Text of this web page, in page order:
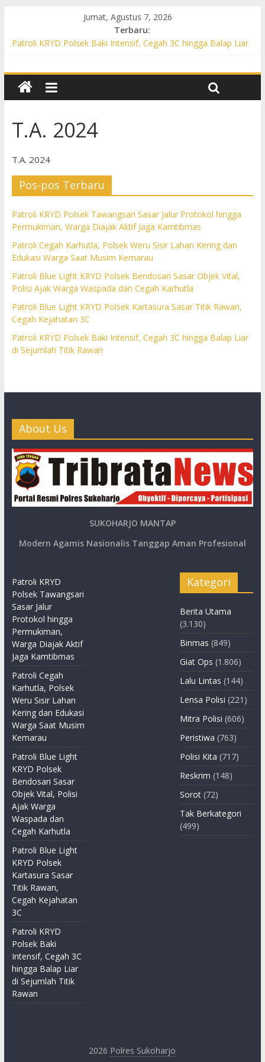
Jumat, Agustus 7, 2026
Terbaru:
Patroli KRYD Polsek Baki Intensif, Cegah 3C hingga Balap Liar
Permukiman, Warga Diajak Aktif Jaga Kamtibmas
Patroli Cegah Karhutla, Polsek Weru Sisir Lahan Kering dan
Patroli Blue Light KRYD Polsek Bendosari Sasar Objek Vital,
Polisi Ajak Warga Waspada dan Cegah Karhutla
Cegah Kejahatan 3C
T.A. 2024
T.A. 2024
Pos-pos Terbaru
Patroli KRYD Polsek Tawangsari Sasar Jalur Protokol hingga
Permukiman, Warga Diajak Aktif Jaga Kamtibmas
Patroli Cegah Karhutla, Polsek Weru Sisir Lahan Kering dan
Edukasi Warga Saat Musim Kemarau
Patroli Blue Light KRYD Polsek Bendosari Sasar Objek Vital,
Polisi Ajak Warga Waspada dan Cegah Karhutla
Patroli Blue Light KRYD Polsek Kartasura Sasar Titik Rawan,
Cegah Kejahatan 3C
Patroli KRYD Polsek Baki Intensif, Cegah 3C hingga Balap Liar
di Sejumlah Titik Rawan
About Us
SUKOHARJO MANTAP
Modern Agamis Nasionalis Tanggap Aman Profesional
Patroli KRYD
Polsek Tawangsari
Sasar Jalur
Protokol hingga
Permukiman,
Warga Diajak Aktif
Jaga Kamtibmas
Patroli Cegah
Karhutla, Polsek
Weru Sisir Lahan
Kering dan Edukasi
Warga Saat Musim
Kemarau
Patroli Blue Light
KRYD Polsek
Bendosari Sasar
Objek Vital, Polisi
Ajak Warga
Waspada dan
Cegah Karhutla
Patroli Blue Light
KRYD Polsek
Kartasura Sasar
Titik Rawan,
Cegah Kejahatan
3C
Patroli KRYD
Polsek Baki
Intensif, Cegah 3C
hingga Balap Liar
di Sejumlah Titik
Rawan
Kategori
Berita Utama
(3.130)
Binmas (849)
Giat Ops (1.806)
Lalu Lintas (144)
Lensa Polisi (221)
Mitra Polisi (606)
Peristiwa (763)
Polisi Kita (717)
Reskrim (148)
Sorot (72)
Tak Berkategori
(499)
2026 Polres Sukoharjo